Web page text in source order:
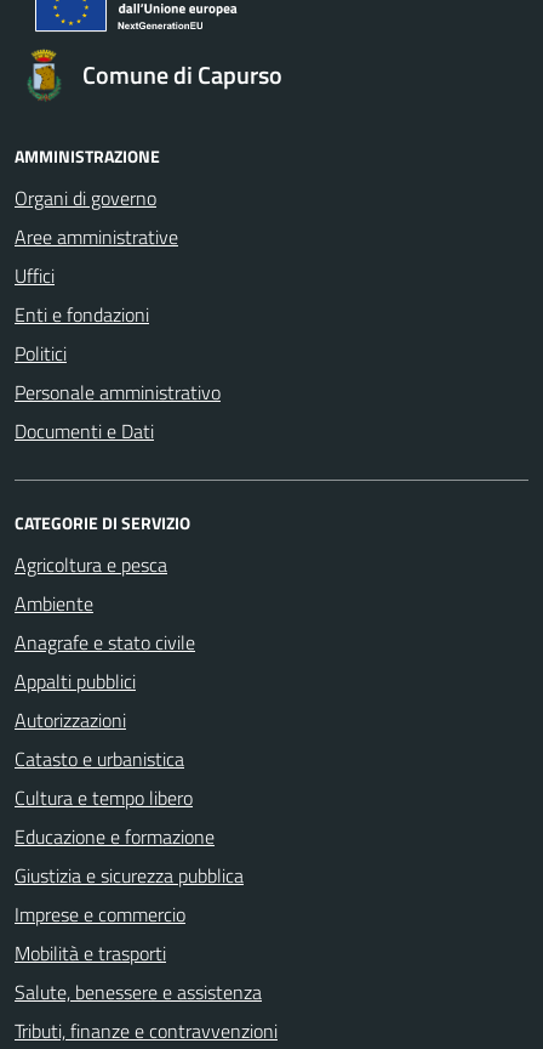
Comune di Capurso
AMMINISTRAZIONE
Organi di governo
Aree amministrative
Uffici
Enti e fondazioni
Politici
Personale amministrativo
Documenti e Dati
CATEGORIE DI SERVIZIO
Agricoltura e pesca
Ambiente
Anagrafe e stato civile
Appalti pubblici
Autorizzazioni
Catasto e urbanistica
Cultura e tempo libero
Educazione e formazione
Giustizia e sicurezza pubblica
Imprese e commercio
Mobilità e trasporti
Salute, benessere e assistenza
Tributi, finanze e contravvenzioni